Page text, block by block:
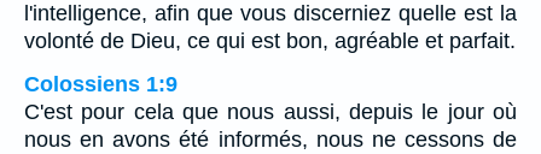
l'intelligence, afin que vous discerniez quelle est la
volonté de Dieu, ce qui est bon, agréable et parfait.
Colossiens 1:9
C'est pour cela que nous aussi, depuis le jour où
nous en avons été informés, nous ne cessons de